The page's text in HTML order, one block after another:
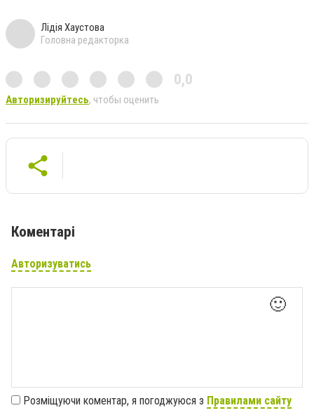
Лідія Хаустова
Головна редакторка
0,0
Авторизируйтесь, чтобы оценить
Коментарі
Авторизуватись
🙂
Розміщуючи коментар, я погоджуюся з Правилами сайту